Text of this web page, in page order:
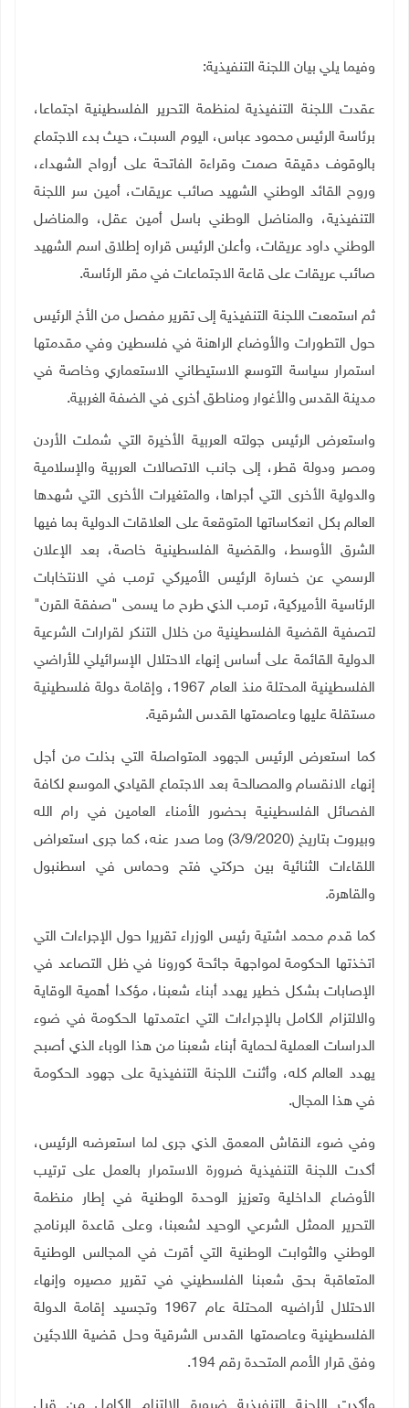
وفيما يلي بيان اللجنة التنفيذية:
عقدت اللجنة التنفيذية لمنظمة التحرير الفلسطينية اجتماعا،
برئاسة الرئيس محمود عباس، اليوم السبت، حيث بدء الاجتماع
بالوقوف دقيقة صمت وقراءة الفاتحة على أرواح الشهداء،
وروح القائد الوطني الشهيد صائب عريقات، أمين سر اللجنة
التنفيذية، والمناضل الوطني باسل أمين عقل، والمناضل
الوطني داود عريقات، وأعلن الرئيس قراره إطلاق اسم الشهيد
صائب عريقات على قاعة الاجتماعات في مقر الرئاسة.
ثم استمعت اللجنة التنفيذية إلى تقرير مفصل من الأخ الرئيس
حول التطورات والأوضاع الراهنة في فلسطين وفي مقدمتها
استمرار سياسة التوسع الاستيطاني الاستعماري وخاصة في
مدينة القدس والأغوار ومناطق أخرى في الضفة الغربية.
واستعرض الرئيس جولته العربية الأخيرة التي شملت الأردن
ومصر ودولة قطر، إلى جانب الاتصالات العربية والإسلامية
والدولية الأخرى التي أجراها، والمتغيرات الأخرى التي شهدها
العالم بكل انعكاساتها المتوقعة على العلاقات الدولية بما فيها
الشرق الأوسط، والقضية الفلسطينية خاصة، بعد الإعلان
الرسمي عن خسارة الرئيس الأميركي ترمب في الانتخابات
الرئاسية الأميركية، ترمب الذي طرح ما يسمى "صفقة القرن"
لتصفية القضية الفلسطينية من خلال التنكر لقرارات الشرعية
الدولية القائمة على أساس إنهاء الاحتلال الإسرائيلي للأراضي
الفلسطينية المحتلة منذ العام 1967، وإقامة دولة فلسطينية
مستقلة عليها وعاصمتها القدس الشرقية.
كما استعرض الرئيس الجهود المتواصلة التي بذلت من أجل
إنهاء الانقسام والمصالحة بعد الاجتماع القيادي الموسع لكافة
الفصائل الفلسطينية بحضور الأمناء العامين في رام الله
وبيروت بتاريخ (3/9/2020) وما صدر عنه، كما جرى استعراض
اللقاءات الثنائية بين حركتي فتح وحماس في اسطنبول
والقاهرة.
كما قدم محمد اشتية رئيس الوزراء تقريرا حول الإجراءات التي
اتخذتها الحكومة لمواجهة جائحة كورونا في ظل التصاعد في
الإصابات بشكل خطير يهدد أبناء شعبنا، مؤكدا أهمية الوقاية
والالتزام الكامل بالإجراءات التي اعتمدتها الحكومة في ضوء
الدراسات العملية لحماية أبناء شعبنا من هذا الوباء الذي أصبح
يهدد العالم كله، وأثنت اللجنة التنفيذية على جهود الحكومة
في هذا المجال.
وفي ضوء النقاش المعمق الذي جرى لما استعرضه الرئيس،
أكدت اللجنة التنفيذية ضرورة الاستمرار بالعمل على ترتيب
الأوضاع الداخلية وتعزيز الوحدة الوطنية في إطار منظمة
التحرير الممثل الشرعي الوحيد لشعبنا، وعلى قاعدة البرنامج
الوطني والثوابت الوطنية التي أقرت في المجالس الوطنية
المتعاقبة بحق شعبنا الفلسطيني في تقرير مصيره وإنهاء
الاحتلال لأراضيه المحتلة عام 1967 وتجسيد إقامة الدولة
الفلسطينية وعاصمتها القدس الشرقية وحل قضية اللاجئين
وفق قرار الأمم المتحدة رقم 194.